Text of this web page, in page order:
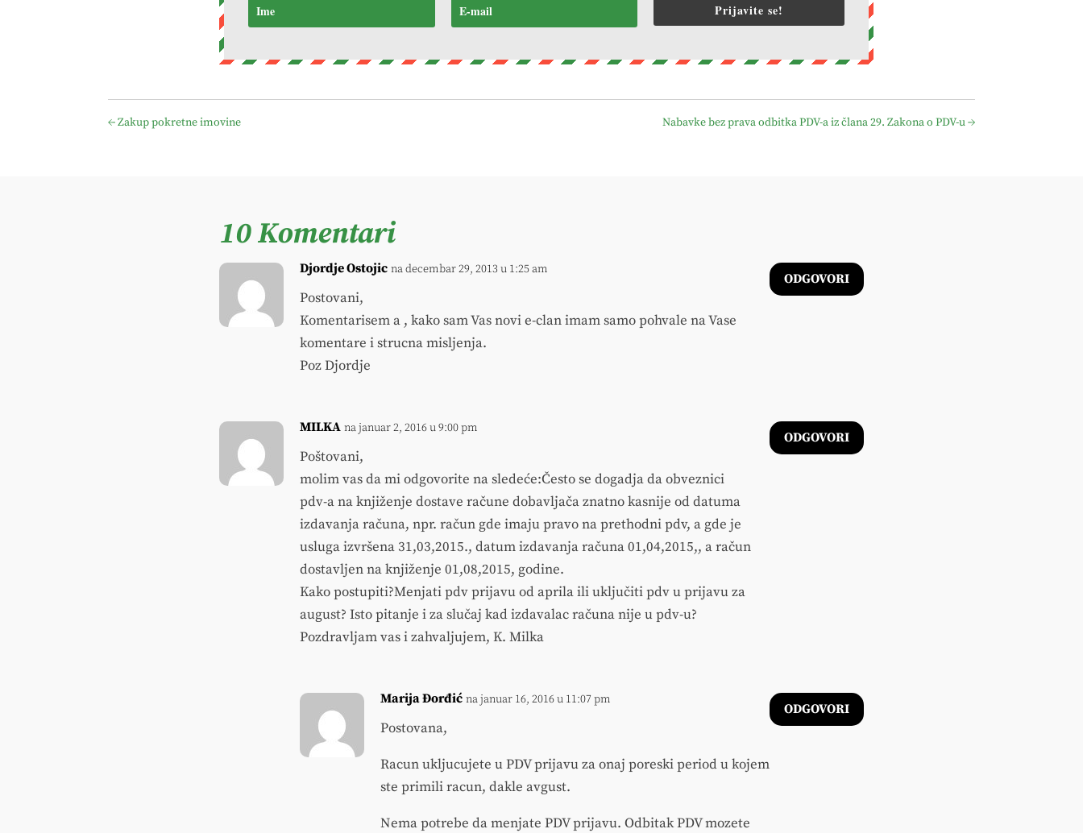
Prijavite se!
←Zakup pokretne imovine Nabavke bez prava odbitka PDV-a iz člana 29. Zakona o PDV-u→
10 Komentari
Djordje Ostojic na decembar 29, 2013 u 1:25 am
Postovani,
Komentarisem a , kako sam Vas novi e-clan imam samo pohvale na Vase
komentare i strucna misljenja.
Poz Djordje
ODGOVORI
MILKA na januar 2, 2016 u 9:00 pm
Poštovani,
molim vas da mi odgovorite na sledeće:Često se dogadja da obveznici
pdv-a na knjiženje dostave račune dobavljača znatno kasnije od datuma
izdavanja računa, npr. račun gde imaju pravo na prethodni pdv, a gde je
usluga izvršena 31,03,2015., datum izdavanja računa 01,04,2015,, a račun
dostavljen na knjiženje 01,08,2015, godine.
Kako postupiti?Menjati pdv prijavu od aprila ili uključiti pdv u prijavu za
august? Isto pitanje i za slučaj kad izdavalac računa nije u pdv-u?
Pozdravljam vas i zahvaljujem, K. Milka
ODGOVORI
Marija Đorđić na januar 16, 2016 u 11:07 pm
Postovana,
Racun ukljucujete u PDV prijavu za onaj poreski period u kojem
ste primili racun, dakle avgust.
Nema potrebe da menjate PDV prijavu. Odbitak PDV mozete
ODGOVORI